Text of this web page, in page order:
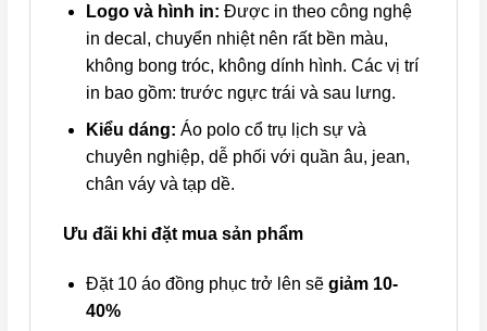
Logo và hình in: Được in theo công nghệ
in decal, chuyển nhiệt nên rất bền màu,
không bong tróc, không dính hình. Các vị trí
in bao gồm: trước ngực trái và sau lưng.
Kiểu dáng: Áo polo cổ trụ lịch sự và
chuyên nghiệp, dễ phối với quần âu, jean,
chân váy và tạp dề.
Ưu đãi khi đặt mua sản phẩm
Đặt 10 áo đồng phục trở lên sẽ giảm 10-
40%